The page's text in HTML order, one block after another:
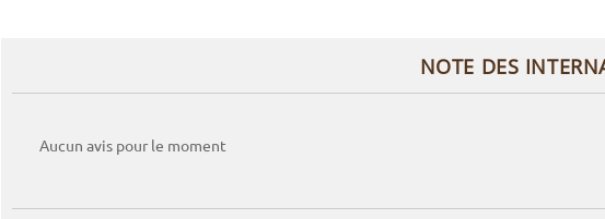
NOTE DES
Aucun avis pour le moment